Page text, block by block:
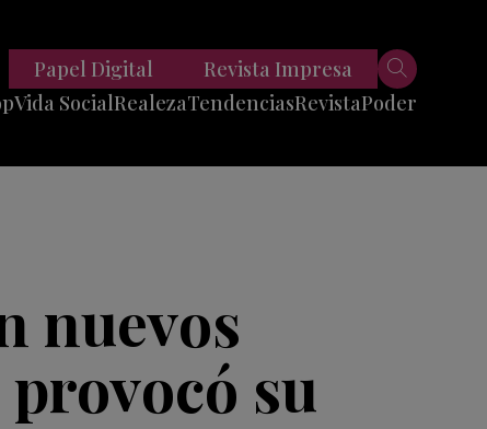
Vida SocialRealezaTendencias
Viajes
Tech
RevistaPoder
Papel Digital Revista Impresa
nuevos
su